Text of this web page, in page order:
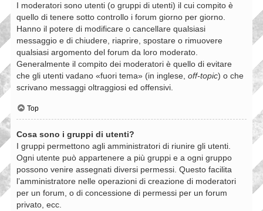
I moderatori sono utenti (o gruppi di utenti) il cui compito è
quello di tenere sotto controllo i forum giorno per giorno.
Hanno il potere di modificare o cancellare qualsiasi
messaggio e di chiudere, riaprire, spostare o rimuovere
qualsiasi argomento del forum da loro moderato.
Generalmente il compito dei moderatori è quello di evitare
che gli utenti vadano «fuori tema» (in inglese, off-topic) o che
scrivano messaggi oltraggiosi ed offensivi.
Top
Cosa sono i gruppi di utenti?
I gruppi permettono agli amministratori di riunire gli utenti.
Ogni utente può appartenere a più gruppi e a ogni gruppo
possono venire assegnati diversi permessi. Questo facilita
l’amministratore nelle operazioni di creazione di moderatori
per un forum, o di concessione di permessi per un forum
privato, ecc.